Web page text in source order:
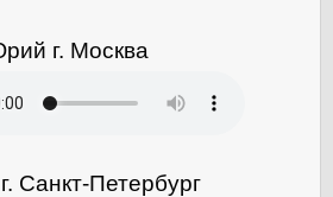
г. Москва
Санкт-Петербург